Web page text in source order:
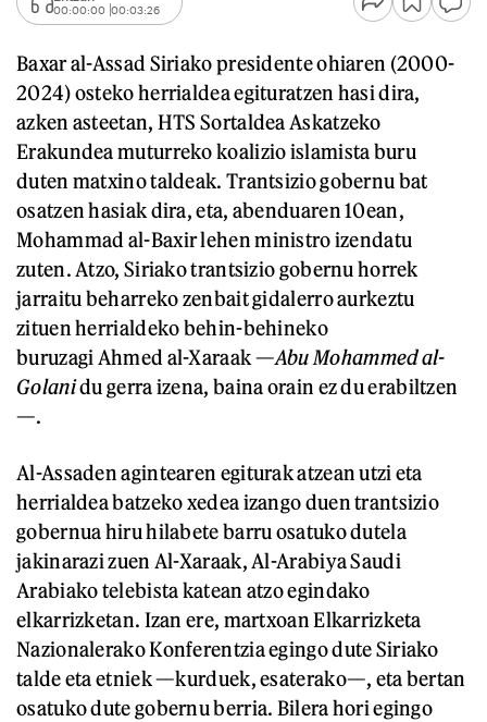
00:00:00 00:03:26
Baxar al-Assad Siriako presidente ohiaren (2000-
2024) osteko herrialdea egituratzen hasi dira,
azken asteetan, HTS Sortaldea Askatzeko
Erakundea muturreko koalizio islamista buru
duten matxino taldeak. Trantsizio gobernu bat
osatzen hasiak dira, eta, abenduaren 10ean,
Mohammad al-Baxir lehen ministro izendatu
zuten. Atzo, Siriako trantsizio gobernu horrek
jarraitu beharreko zenbait gidalerro aurkeztu
zituen herrialdeko behin-behineko
buruzagi Ahmed al-Xaraak —Abu Mohammed al-
Golanidu gerra izena, baina orain ez du erabiltzen
—.
Al-Assaden agintearen egiturak atzean utzi eta
herrialdea batzeko xedea izango duen trantsizio
gobernua hiru hilabete barru osatuko dutela
jakinarazi zuen Al-Xaraak, Al-Arabiya Saudi
Arabiako telebista katean atzo egindako
elkarrizketan. Izan ere, martxoan Elkarrizketa
Nazionalerako Konferentzia egingo dute Siriako
talde eta etniek —kurduek, esaterako—, eta bertan
osatuko dute gobernu berria. Bilera hori egingo